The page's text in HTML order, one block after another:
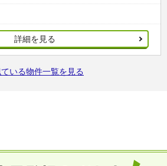
詳細を見る
いる物件一覧を見る